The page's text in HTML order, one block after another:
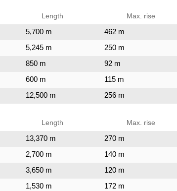
Length Max. rise
5,700 m 462 m
5,245 m 250 m
850 m 92 m
600 m 115 m
12,500 m 256 m
Length Max. rise
13,370 m 270 m
2,700 m 140 m
3,650 m 120 m
1,530 m 172 m